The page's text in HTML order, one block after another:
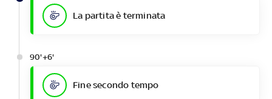
La partita è terminata
90'+6'
Fine secondo tempo